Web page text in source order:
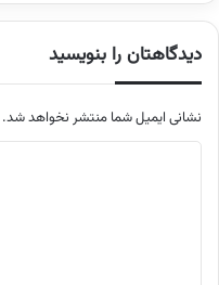
دیدگاهتان را بنویسید
نشانی ایمیل شما منتشر نخواهد شد.